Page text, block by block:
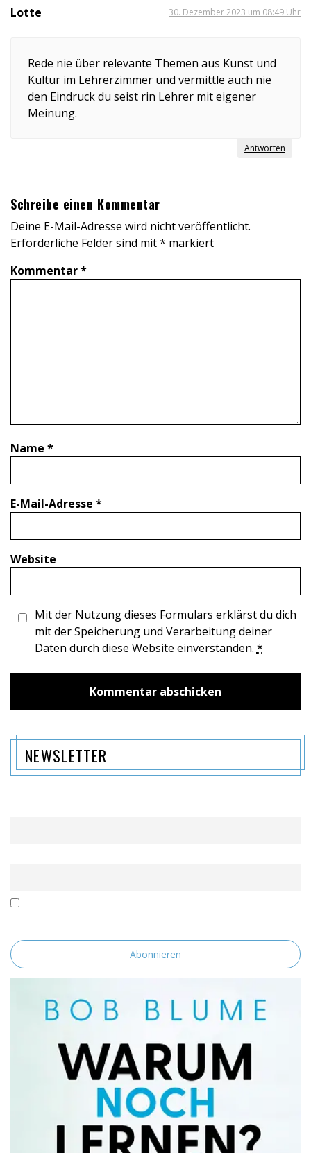
Lotte 30. Dezember 2023 um 08:49 Uhr
Rede nie über relevante Themen aus Kunst und
Kultur im Lehrerzimmer und vermittle auch nie
den Eindruck du seist rin Lehrer mit eigener
Meinung.
Antworten
Schreibe einen Kommentar
Deine E-Mail-Adresse wird nicht veröffentlicht.
Erforderliche Felder sind mit* markiert
Kommentar*
Name *
E-Mail-Adresse *
Website
Mit der Nutzung dieses Formulars erklärst du dich
mit der Speicherung und Verarbeitung deiner
Daten durch diese Website einverstanden.*
NEWSLETTER